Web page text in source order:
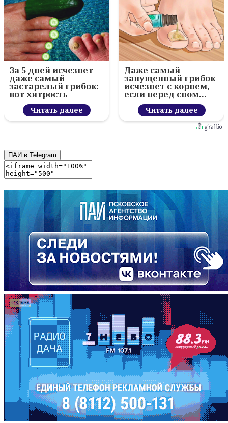
За 5 дней исчезнет
даже самый
застарелый грибок:
вот хитрость
Читать далее
Даже самый
запущенный грибок
исчезнет с корнем,
если перед сном…
Читать далее
ПАИ в Telegram